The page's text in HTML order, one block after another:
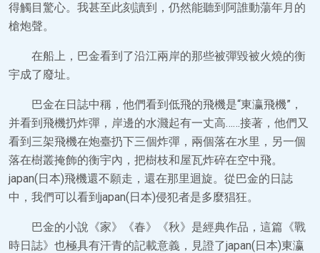
得觸目驚心。我甚至此刻讀到，仍然能聽到阿誰動蕩年月的
槍炮聲。
在船上，巴金看到了沿江兩岸的那些被彈毀被火燒的衡
宇成了廢址。
巴金在日誌中稱，他們看到低飛的飛機是“東瀛飛機”，
并看到飛機扔炸彈，岸邊的水濺起有一丈高……接著，他們又
看到三架飛機在炮臺扔下三個炸彈，兩個落在水里，另一個
落在樹叢掩飾的衡宇內，把樹枝和屋瓦炸碎在空中飛。
japan(日本)飛機還不願走，還在那里迴旋。從巴金的日誌
中，我們可以看到japan(日本)侵犯者是多麼猖狂。
巴金的小說《家》《春》《秋》是經典作品，這篇《戰
時日誌》也極具有汗青的記載意義，見證了japan(日本)東瀛